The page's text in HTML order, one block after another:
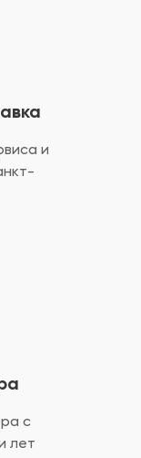
и
с
лет